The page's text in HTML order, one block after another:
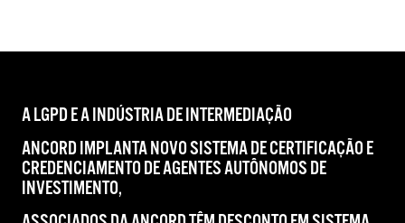
A LGPD E A INDÚSTRIA DE INTERMEDIAÇÃO
ANCORD IMPLANTA NOVO SISTEMA DE CERTIFICAÇÃO E
CREDENCIAMENTO DE AGENTES AUTÔNOMOS DE
INVESTIMENTO,